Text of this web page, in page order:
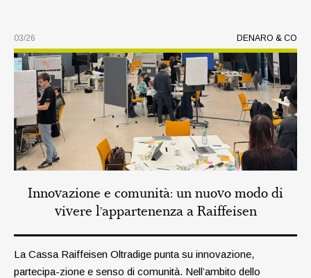
DENARO & CO
03/26
Innovazione e comunità: un nuovo modo di
vivere l’appartenenza a Raiffeisen
La Cassa Raiffeisen Oltradige punta su innovazione,
partecipa-zione e senso di comunità. Nell’ambito dello